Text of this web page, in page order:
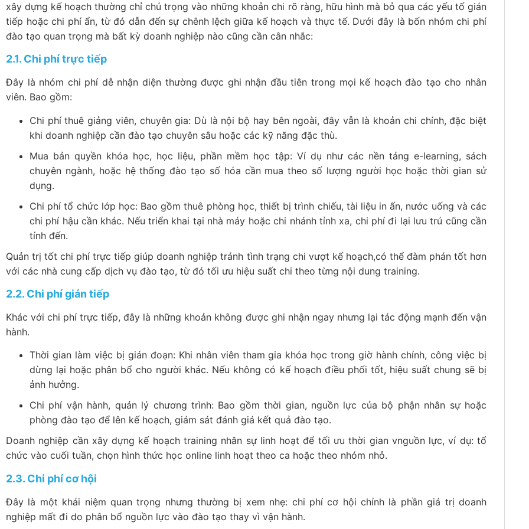
xây dựng kế hoạch thường chỉ chú trọng vào những khoản chi rõ ràng, hữu hình mà bỏ qua các yếu tố gián
tiếp hoặc chi phí ẩn, từ đó dẫn đến sự chênh lệch giữa kế hoạch và thực tế. Dưới đây là bốn nhóm chi phí
đào tạo quan trọng mà bất kỳ doanh nghiệp nào cũng cần cân nhắc:
2.1. Chi phí trực tiếp
Đây là nhóm chi phí dễ nhận diện thường được ghi nhận đầu tiên trong mọi kế hoạch đào tạo cho nhân
viên. Bao gồm:
Chi phí thuê giảng viên, chuyên gia: Dù là nội bộ hay bên ngoài, đây vẫn là khoản chi chính, đặc biệt
khi doanh nghiệp cần đào tạo chuyên sâu hoặc các kỹ năng đặc thù.
Mua bản quyền khóa học, học liệu, phần mềm học tập: Ví dụ như các nền tảng e-learning, sách
chuyên ngành, hoặc hệ thống đào tạo số hóa cần mua theo số lượng người học hoặc thời gian sử
dụng.
Chi phí tổ chức lớp học: Bao gồm thuê phòng học, thiết bị trình chiếu, tài liệu in ấn, nước uống và các
chi phí hậu cần khác. Nếu triển khai tại nhà máy hoặc chi nhánh tỉnh xa, chi phí đi lại lưu trú cũng cần
tính đến.
Quản trị tốt chi phí trực tiếp giúp doanh nghiệp tránh tình trạng chi vượt kế hoạch,có thể đàm phán tốt hơn
với các nhà cung cấp dịch vụ đào tạo, từ đó tối ưu hiệu suất chi theo từng nội dung training.
2.2. Chi phí gián tiếp
Khác với chi phí trực tiếp, đây là những khoản không được ghi nhận ngay nhưng lại tác động mạnh đến vận
hành.
Thời gian làm việc bị gián đoạn: Khi nhân viên tham gia khóa học trong giờ hành chính, công việc bị
dừng lại hoặc phân bổ cho người khác. Nếu không có kế hoạch điều phối tốt, hiệu suất chung sẽ bị
ảnh hưởng.
Chi phí vận hành, quản lý chương trình: Bao gồm thời gian, nguồn lực của bộ phận nhân sự hoặc
phòng đào tạo để lên kế hoạch, giám sát đánh giá kết quả đào tạo.
Doanh nghiệp cần xây dựng kế hoạch training nhân sự linh hoạt để tối ưu thời gian vnguồn lực, ví dụ: tổ
chức vào cuối tuần, chọn hình thức học online linh hoạt theo ca hoặc theo nhóm nhỏ.
2.3. Chi phí cơ hội
Đây là một khái niệm quan trọng nhưng thường bị xem nhẹ: chi phí cơ hội chính là phần giá trị doanh
nghiệp mất đi do phân bổ nguồn lực vào đào tạo thay vì vận hành.